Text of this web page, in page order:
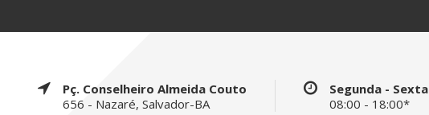
Pç. Conselheiro Almeida Couto
656 - Nazaré, Salvador-BA
Segunda - Sexta
08:00 - 18:00*